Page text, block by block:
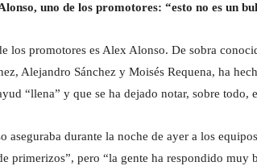
uno de los promotores: “esto no es un
los promotores es Alex Alonso. De sobra
Alejandro Sánchez y Moisés Requena, ha
“llena” y que se ha dejado notar, sobre todo,
aseguraba durante la noche de ayer a los
primerizos”, pero “la gente ha respondido muy